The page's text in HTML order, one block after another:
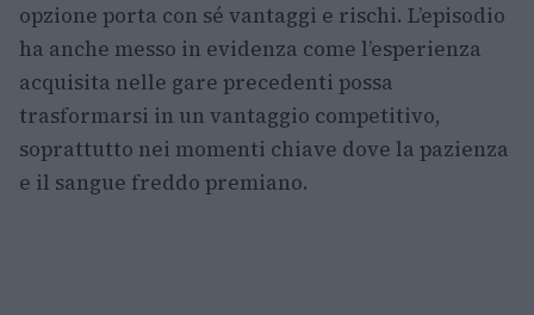
opzione porta con sé vantaggi e rischi. L’episodio
ha anche messo in evidenza come l’esperienza
acquisita nelle gare precedenti possa
trasformarsi in un vantaggio competitivo,
soprattutto nei momenti chiave dove la pazienza
e il sangue freddo premiano.